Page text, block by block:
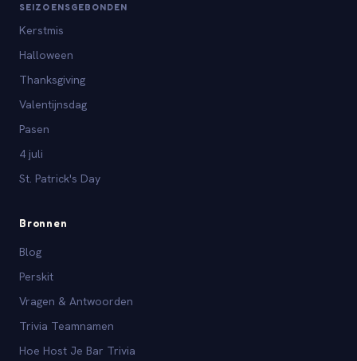
SEIZOENSGEBONDEN
Kerstmis
Halloween
Thanksgiving
Valentijnsdag
Pasen
4 juli
St. Patrick's Day
Bronnen
Blog
Perskit
Vragen & Antwoorden
Trivia Teamnamen
Hoe Host Je Bar Trivia